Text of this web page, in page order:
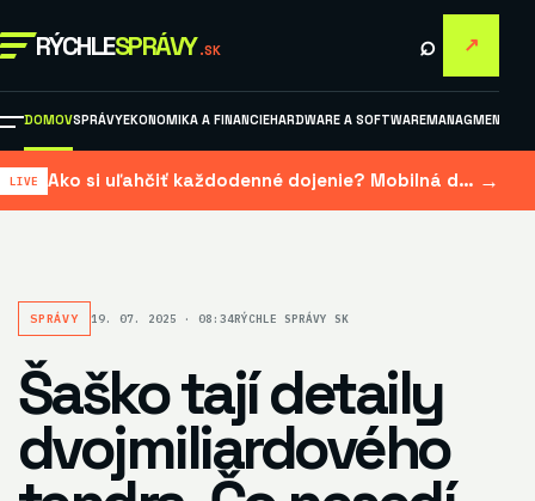
RÝCHLESPRÁVY .SK ⌕ ↗
DOMOVSPRÁVYEKONOMIKA A FINANCIEHARDWARE A SOFTWAREMANAGMENT A
Ako si uľahčiť každodenné dojenie? Mobilná dojačka šetrí čas aj námahu →
SPRÁVY 19. 07. 2025 · 08:34RÝCHLE SPRÁVY SK
Šaško tají detaily
dvojmiliardového